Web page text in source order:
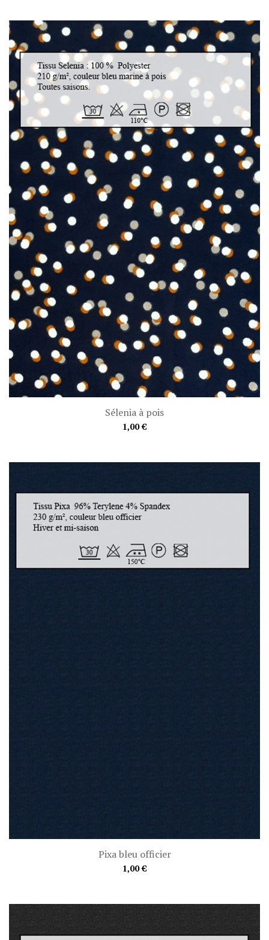
Sélenia à pois
1,00 €
Pixa bleu officier
1,00 €